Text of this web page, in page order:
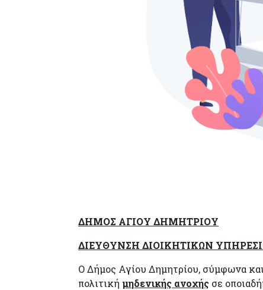
ΔΗΜΟΣ ΑΓΙΟΥ ΔΗΜΗΤΡΙΟΥ
ΔΙΕΥΘΥΝΣΗ ΔΙΟΙΚΗΤΙΚΩΝ
Ο Δήμος Αγίου Δημητρίου, σύμφωνα και
πολιτική μηδενικής ανοχής σε